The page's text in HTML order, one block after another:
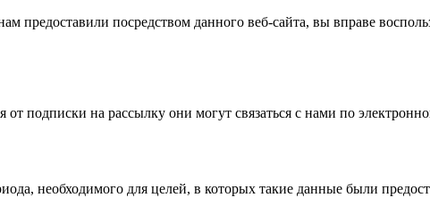
предоставили посредством данного веб-сайта, вы вправе
от подписки на рассылку они могут связаться с нами по
необходимого для целей, в которых такие данные были